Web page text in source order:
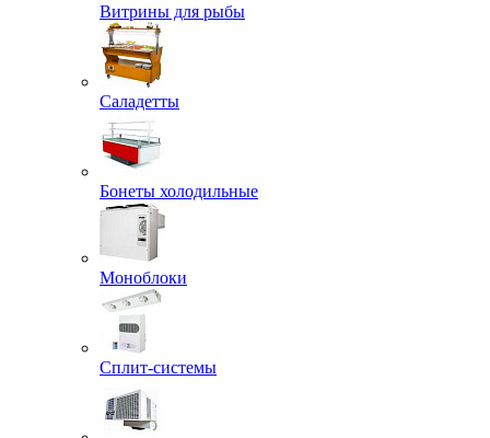
Витрины для рыбы
Саладетты
Бонеты холодильные
Моноблоки
Сплит-системы